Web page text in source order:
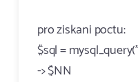
pro ziskani poctu:
$sql =
-> $NN